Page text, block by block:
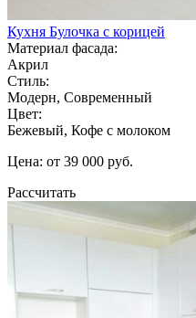
Кухня Булочка с корицей
Материал фасада:
Акрил
Стиль:
Модерн, Современный
Цвет:
Бежевый, Кофе с молоком
Цена: от 39 000 руб.
Рассчитать